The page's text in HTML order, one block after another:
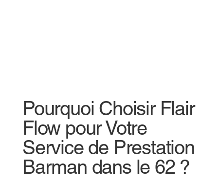
Pourquoi Choisir Flair
Flow pour Votre
Service de Prestation
Barman dans le 62 ?